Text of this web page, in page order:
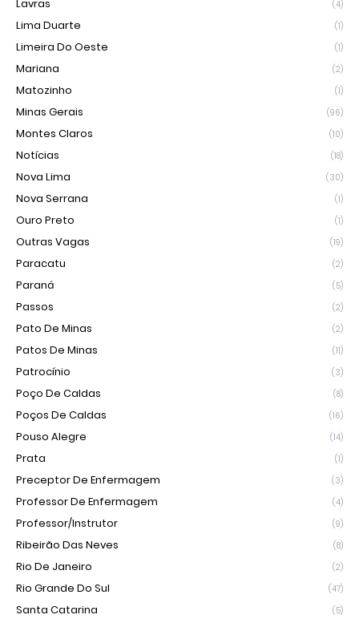
Lavras (4)
Lima Duarte (1)
Limeira Do Oeste (1)
Mariana (2)
Matozinho (1)
Minas Gerais (96)
Montes Claros (10)
Notícias (18)
Nova Lima (30)
Nova Serrana (1)
Ouro Preto (1)
Outras Vagas (19)
Paracatu (2)
Paraná (5)
Passos (2)
Pato De Minas (2)
Patos De Minas (11)
Patrocínio (3)
Poço De Caldas (8)
Poços De Caldas (16)
Pouso Alegre (14)
Prata (1)
Preceptor De Enfermagem (3)
Professor De Enfermagem (4)
Professor/Instrutor (9)
Ribeirão Das Neves (8)
Rio De Janeiro (2)
Rio Grande Do Sul (47)
Santa Catarina (5)